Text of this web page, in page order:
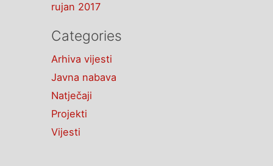
rujan 2017
Categories
Arhiva vijesti
Javna nabava
Natječaji
Projekti
Vijesti